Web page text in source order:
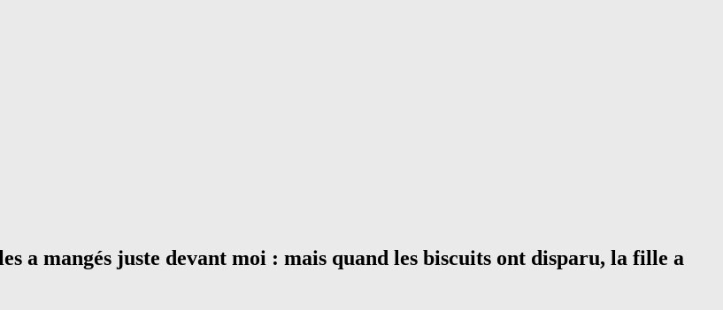
a mangés juste devant moi : mais quand les biscuits ont disparu, la fille a